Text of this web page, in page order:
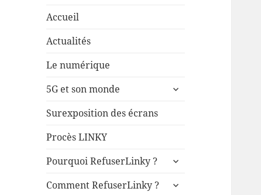
Accueil
Actualités
Le numérique
5G et son monde
ouvrir
Surexposition des écrans
Procès LINKY
Pourquoi RefuserLinky ?
ouvrir
sous-
Comment RefuserLinky ?
ouvrir